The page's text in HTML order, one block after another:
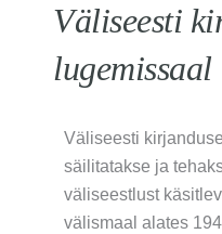
Väliseesti
lugemissaal
Väliseesti
säilitatakse ja
väliseestlust
välismaal alates